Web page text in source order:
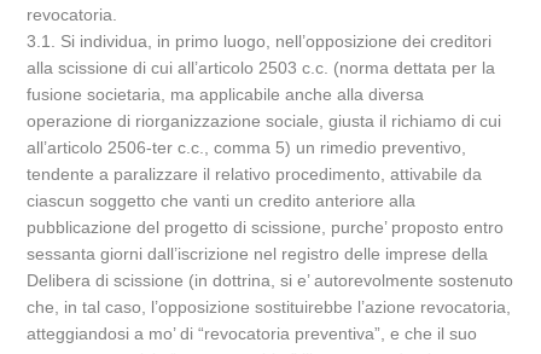
revocatoria.
3.1. Si individua, in primo luogo, nell’opposizione dei creditori
alla scissione di cui all’articolo 2503 c.c. (norma dettata per la
fusione societaria, ma applicabile anche alla diversa
operazione di riorganizzazione sociale, giusta il richiamo di cui
all’articolo 2506-ter c.c., comma 5) un rimedio preventivo,
tendente a paralizzare il relativo procedimento, attivabile da
ciascun soggetto che vanti un credito anteriore alla
pubblicazione del progetto di scissione, purche’ proposto entro
sessanta giorni dall’iscrizione nel registro delle imprese della
Delibera di scissione (in dottrina, si e’ autorevolmente sostenuto
che, in tal caso, l’opposizione sostituirebbe l’azione revocatoria,
atteggiandosi a mo’ di “revocatoria preventiva”, e che il suo